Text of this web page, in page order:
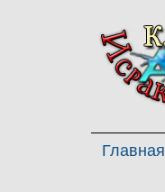
Главная